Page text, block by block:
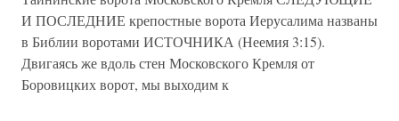
И ПОСЛЕДНИЕ крепостные ворота Иерусалима названы
в Библии воротами ИСТОЧНИКА (Неемия 3:15).
Двигаясь же вдоль стен Московского Кремля от
Боровицких ворот, мы выходим к